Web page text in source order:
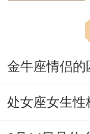
那个用猫猫
在暗示项目
发的养生要